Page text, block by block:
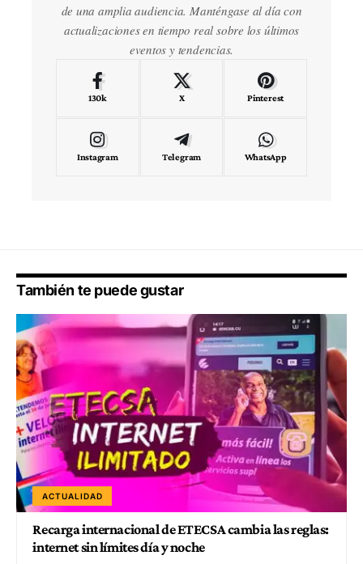
de una amplia audiencia. Manténgase al día con
actualizaciones en tiempo real sobre los últimos
eventos y tendencias.
130k X Pinterest
Instagram Telegram WhatsApp
También te puede gustar
ACTUALIDAD
Recarga internacional de ETECSA cambia las reglas:
internet sin límites día y noche